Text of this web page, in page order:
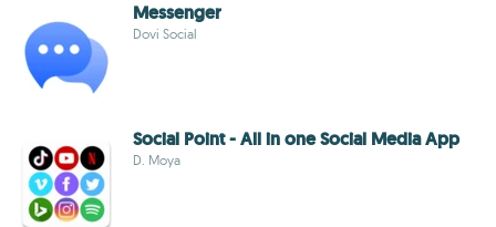
Messenger
Dovi Social
Social Point - All in one Social Media App
D. Moya